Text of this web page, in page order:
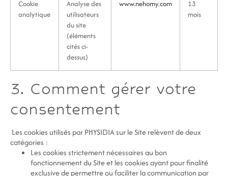
Cookie
analytique
Analyse des
utilisateurs
du site
(éléments
cités ci-
dessus)
www.nehomy.com
13
mois
3. Comment gérer votre
consentement
Les cookies utilisés par PHYSIDIA sur le Site relèvent de deux
catégories :
Les cookies strictement nécessaires au bon
fonctionnement du Site et les cookies ayant pour finalité
exclusive de permettre ou faciliter la communication par